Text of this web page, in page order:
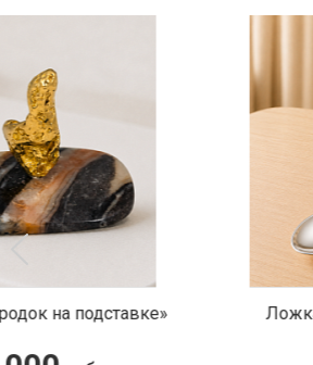
Ложка чайная «Флаг России»